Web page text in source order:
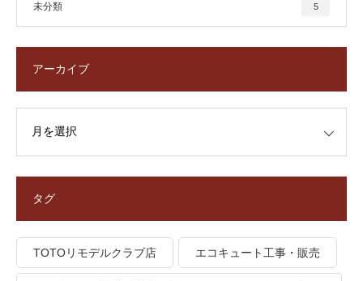
未分類 5
アーカイブ
タグ
TOTOリモデルクラブ店 エコキュート工事・販売